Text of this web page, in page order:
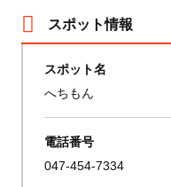
スポット情報
スポット名
へちもん
電話番号
047-454-7334